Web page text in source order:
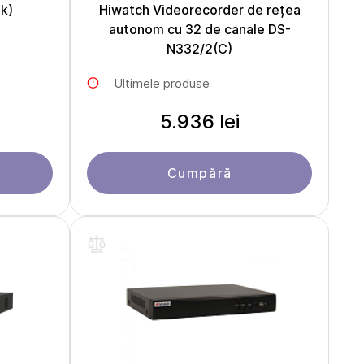
Hiwatch Videorecorder de rețea
autonom cu 32 de canale DS-
N332/2(C)
Ultimele produse
5.936 lei
Cumpără